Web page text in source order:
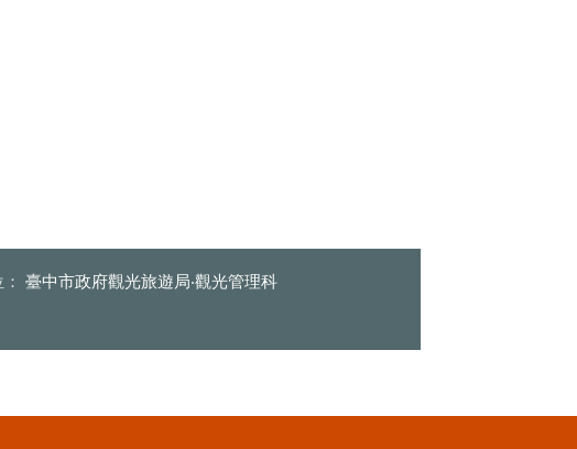
臺中市政府觀光旅遊局‧觀光管理科